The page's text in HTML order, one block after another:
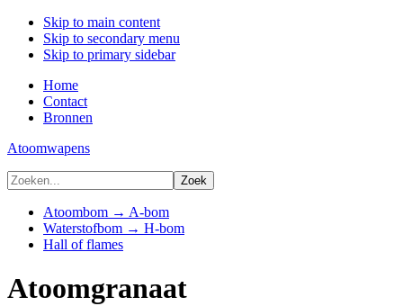
Skip to main content
Skip to secondary menu
Skip to primary sidebar
Home
Contact
Bronnen
Atoomwapens
Atoombom → A-bom
Waterstofbom → H-bom
Hall of flames
Atoomgranaat